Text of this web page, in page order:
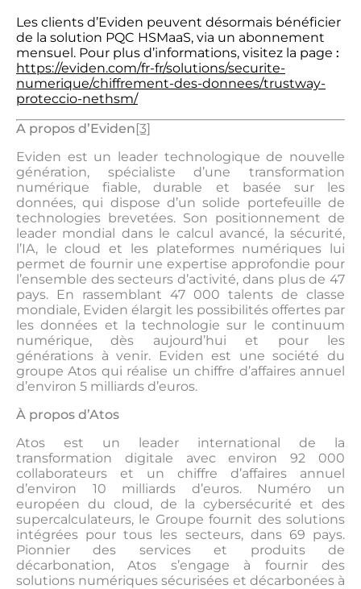
Les clients d’Eviden peuvent désormais bénéficier
de la solution PQC HSMaaS, via un abonnement
mensuel. Pour plus d’informations, visitez la page :
https://eviden.com/fr-fr/solutions/securite-
numerique/chiffrement-des-donnees/trustway-
proteccio-nethsm/
A propos d’Eviden[3]
Eviden est un leader technologique de nouvelle
génération, spécialiste d’une transformation
numérique fiable, durable et basée sur les
données, qui dispose d’un solide portefeuille de
technologies brevetées. Son positionnement de
leader mondial dans le calcul avancé, la sécurité,
l’IA, le cloud et les plateformes numériques lui
permet de fournir une expertise approfondie pour
l’ensemble des secteurs d’activité, dans plus de 47
pays. En rassemblant 47 000 talents de classe
mondiale, Eviden élargit les possibilités offertes par
les données et la technologie sur le continuum
numérique, dès aujourd’hui et pour les
générations à venir. Eviden est une société du
groupe Atos qui réalise un chiffre d’affaires annuel
d’environ 5 milliards d’euros.
À propos d’Atos
Atos est un leader international de la
transformation digitale avec environ 92 000
collaborateurs et un chiffre d’affaires annuel
d’environ 10 milliards d’euros. Numéro un
européen du cloud, de la cybersécurité et des
supercalculateurs, le Groupe fournit des solutions
intégrées pour tous les secteurs, dans 69 pays.
Pionnier des services et produits de
décarbonation, Atos s’engage à fournir des
solutions numériques sécurisées et décarbonées à